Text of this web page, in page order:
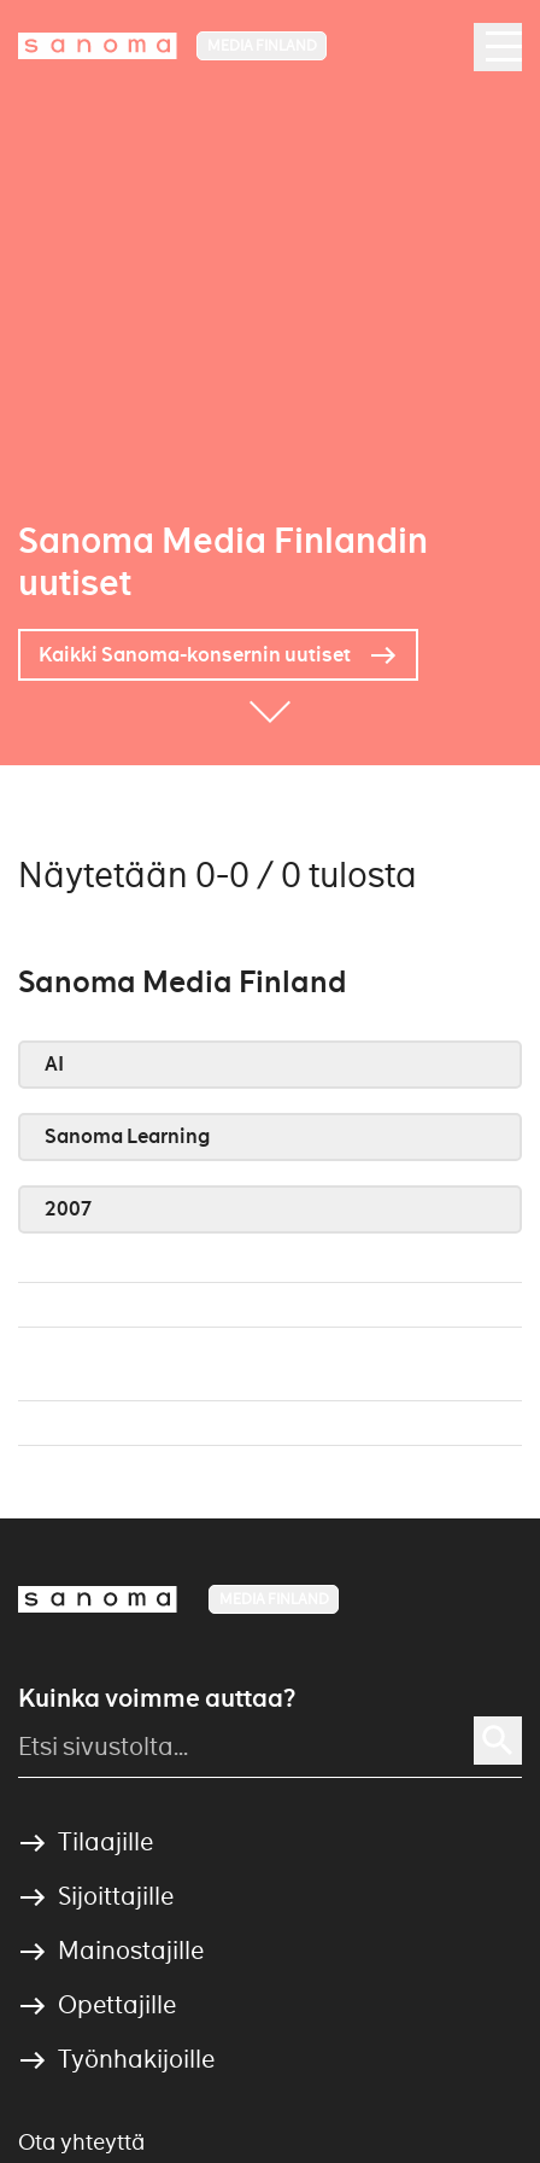
Sanoma Media Finlandin
uutiset
Kaikki Sanoma-konsernin uutiset
Näytetään 0-0 / 0 tulosta
Sanoma Media Finland
AI
Sanoma Learning
2007
Kuinka voimme auttaa?
Tilaajille
Sijoittajille
Mainostajille
Opettajille
Työnhakijoille
Ota yhteyttä